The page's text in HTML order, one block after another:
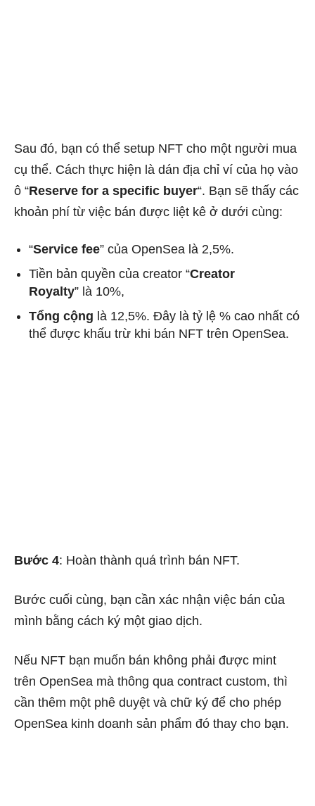
Sau đó, bạn có thể setup NFT cho một người mua
cụ thể. Cách thực hiện là dán địa chỉ ví của họ vào
ô “Reserve for a specific buyer“. Bạn sẽ thấy các
khoản phí từ việc bán được liệt kê ở dưới cùng:
“Service fee” của OpenSea là 2,5%.
Tiền bản quyền của creator “Creator
Royalty” là 10%,
Tổng cộng là 12,5%. Đây là tỷ lệ % cao nhất có
thể được khấu trừ khi bán NFT trên OpenSea.
Bước 4: Hoàn thành quá trình bán NFT.
Bước cuối cùng, bạn cần xác nhận việc bán của
mình bằng cách ký một giao dịch.
Nếu NFT bạn muốn bán không phải được mint
trên OpenSea mà thông qua contract custom, thì
cần thêm một phê duyệt và chữ ký để cho phép
OpenSea kinh doanh sản phẩm đó thay cho bạn.